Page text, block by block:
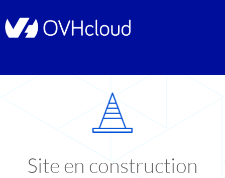
Site en construction